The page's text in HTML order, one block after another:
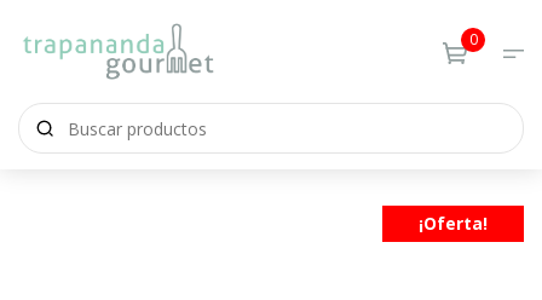
0
¡Oferta!